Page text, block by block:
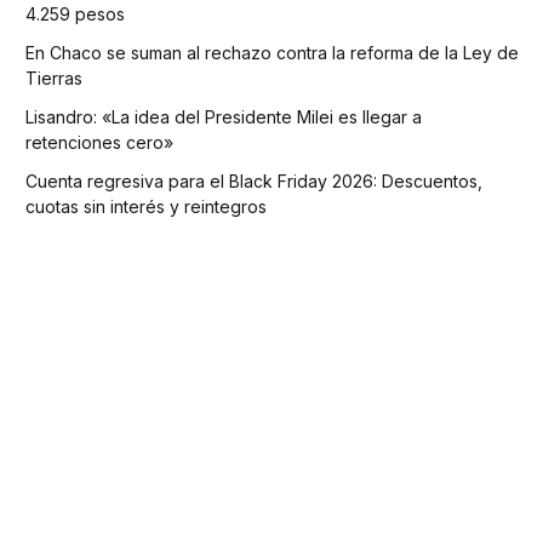
4.259 pesos
En Chaco se suman al rechazo contra la reforma de la Ley de
Tierras
Lisandro: «La idea del Presidente Milei es llegar a
retenciones cero»
Cuenta regresiva para el Black Friday 2026: Descuentos,
cuotas sin interés y reintegros